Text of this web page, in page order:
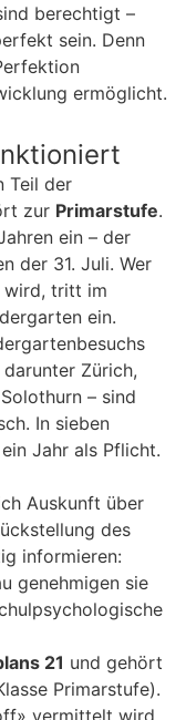
berechtigt –
sein. Denn
ermöglicht.
Teil der
zur Primarstufe.
ein – der
der 31. Juli. Wer
wird, tritt im
ein.
darunter Zürich,
– sind
In sieben
Jahr als Pflicht.
Auskunft über
des
informieren:
genehmigen sie
21 und gehört
Primarstufe).